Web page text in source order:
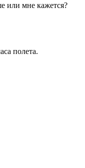
или мне кажется?
полета.